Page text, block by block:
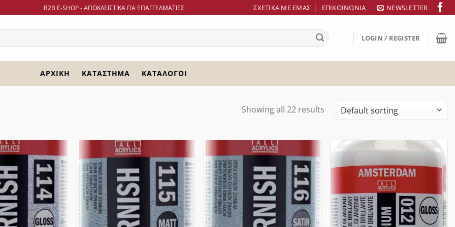
B2B Ε-SHOP - ΑΠΟΚΛΕΙΣΤΙΚΑ ΓΙΑ ΕΠΑΓΓΕΛΜΑΤΙΕΣ ΣΧΕΤΙΚΆ ΜΕ ΕΜΆΣ ΕΠΙΚΟΙΝΩΝΊΑ NEWSLETTER
LOGIN / REGISTER
ΑΡΧΙΚΉ ΚΑΤΆΣΤΗΜΑ ΚΑΤΆΛΟΓΟΙ
Showing all 22 results